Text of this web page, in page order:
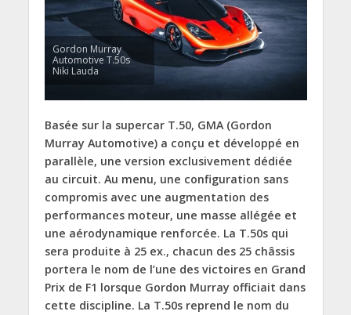
Gordon Murray
Automotive T.50s
Niki Lauda
Basée sur la supercar T.50, GMA (Gordon
Murray Automotive) a conçu et développé en
parallèle, une version exclusivement dédiée
au circuit. Au menu, une configuration sans
compromis avec une augmentation des
performances moteur, une masse allégée et
une aérodynamique renforcée. La T.50s qui
sera produite à 25 ex., chacun des 25 châssis
portera le nom de l’une des victoires en Grand
Prix de F1 lorsque Gordon Murray officiait dans
cette discipline. La T.50s reprend le nom du